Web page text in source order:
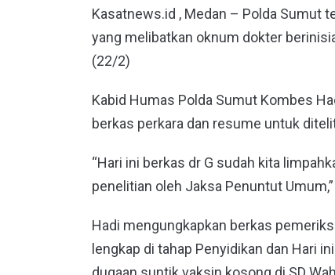
Kasatnews.id , Medan – Polda Sumut
yang melibatkan oknum dokter
(22/2)
Kabid Humas Polda Sumut Kombes
berkas perkara dan resume untuk
“Hari ini berkas dr G sudah kita
penelitian oleh Jaksa Penuntut
Hadi mengungkapkan berkas
lengkap di tahap Penyidikan dan Hari